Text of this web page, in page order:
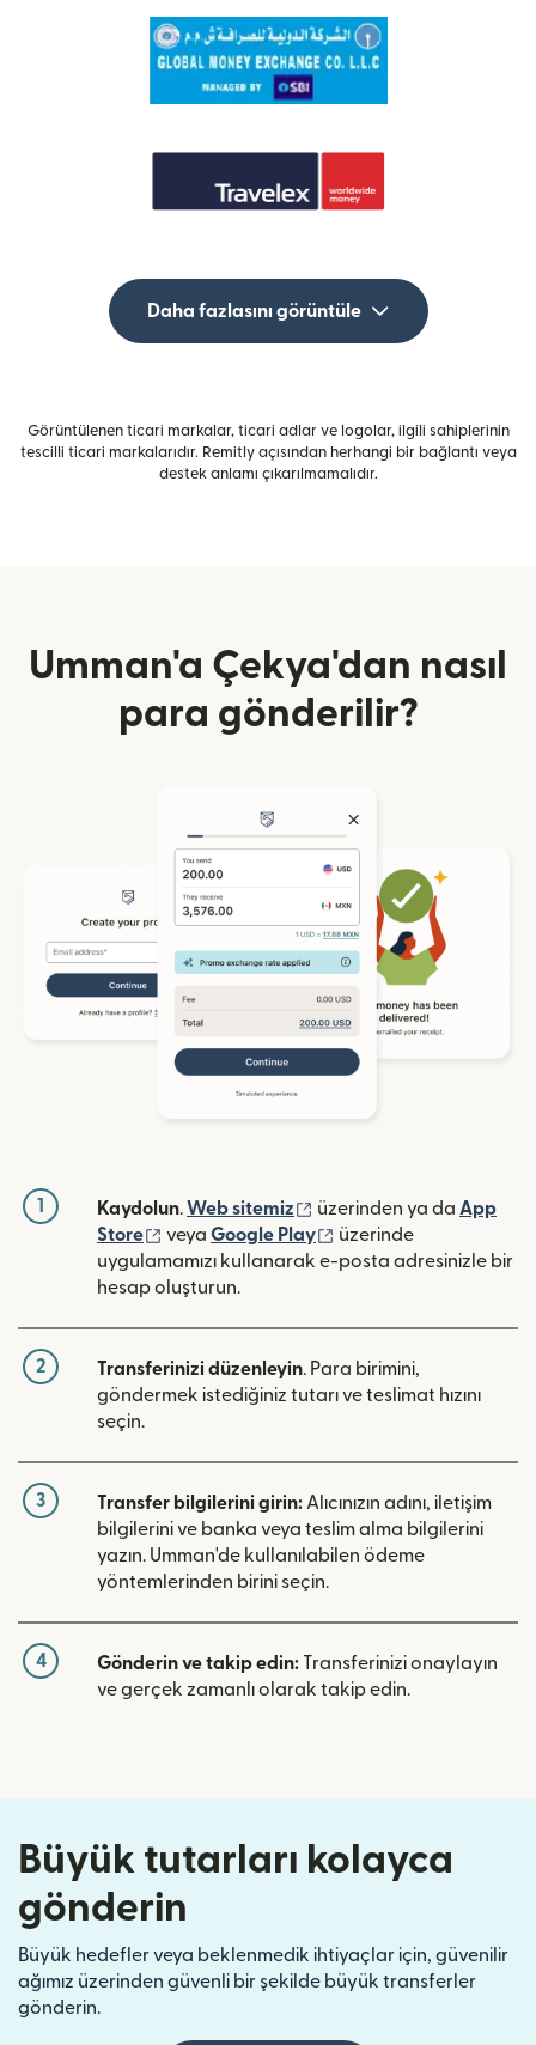
Daha fazlasını görüntüle
Görüntülenen ticari markalar, ticari adlar ve logolar, ilgili sahiplerinin
tescilli ticari markalarıdır. Remitly açısından herhangi bir bağlantı veya
destek anlamı çıkarılmamalıdır.
Umman'a Çekya'dan nasıl
para gönderilir?
1 Kaydolun.Web sitemiz (yeni pencerede açılır)
üzerinden ya da App
Store
(yeni pencerede açılır)
veya Google Play (yeni pencerede açılır)
üzerinde
uygulamamızı kullanarak e-posta adresinizle bir
hesap oluşturun.
2 Transferinizi düzenleyin. Para birimini,
göndermek istediğiniz tutarı ve teslimat hızını
seçin.
3 Transfer bilgilerini girin: Alıcınızın adını, iletişim
bilgilerini ve banka veya teslim alma bilgilerini
yazın. Umman'de kullanılabilen ödeme
yöntemlerinden birini seçin.
4 Gönderin ve takip edin: Transferinizi onaylayın
ve gerçek zamanlı olarak takip edin.
Büyük tutarları kolayca
gönderin
Büyük hedefler veya beklenmedik ihtiyaçlar için, güvenilir
ağımız üzerinden güvenli bir şekilde büyük transferler
gönderin.